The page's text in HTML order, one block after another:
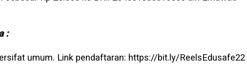
:
umum. Link pendaftaran: https://bit.ly/ReelsEdusafe22